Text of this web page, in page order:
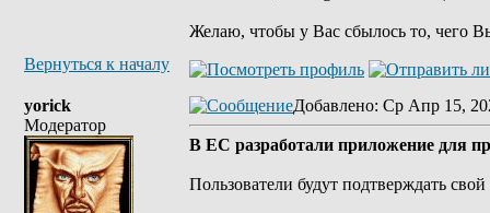
Желаю, чтобы у Вас сбылось то, чего
Вернуться к началу
yorick
Модератор
Добавлено: Ср Апр 15,
В ЕС разработали приложение для
Пользователи будут подтверждать